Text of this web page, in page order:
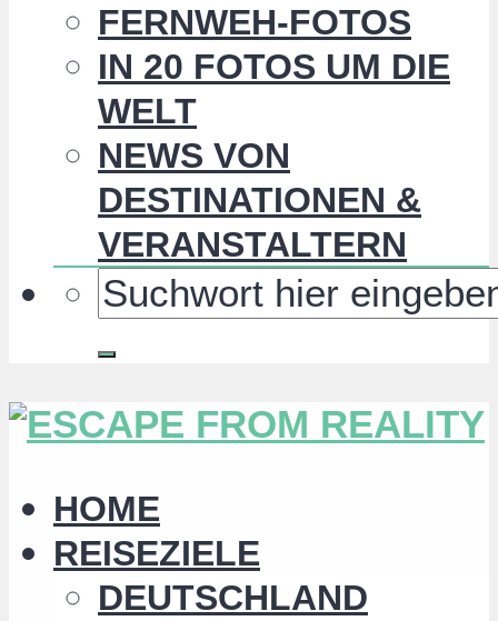
FERNWEH-FOTOS
IN 20 FOTOS UM DIE
WELT
NEWS VON
DESTINATIONEN &
VERANSTALTERN
HOME
REISEZIELE
DEUTSCHLAND